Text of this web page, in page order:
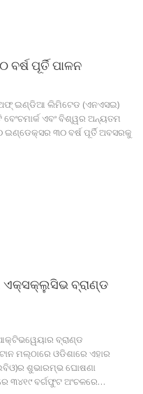
ପୂର୍ତି ପାଳନ
ଅଫ୍ ଇଣ୍ଡିଆ ଲିମିଟେଡ (ଏନଏସଇ)
ଏବଂ ବିଶ୍ୱର ଅନ୍ୟତମ
ଇଣ୍ଡେକ୍ସର ୩୦ ବର୍ଷ ପୂର୍ତି ଅବସରକୁ
ଏକ୍ସକ୍ଲୁସିଭ ବ୍ରାଣ୍ଡ
ବ୍ରାଣ୍ଡ
ମଲ୍‌ଠାରେ ଓଡିଶାରେ ଏହାର
ଶୁଭାରମ୍ଭ ଘୋଷଣା
୩୪୧୯ ବର୍ଗଫୁଟ ଅଂଚଳରେ…